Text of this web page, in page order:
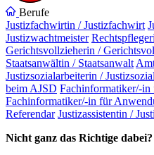
Berufe
Justizfachwirtin / Justizfachwirt
Justizwachtmeister
Gerichtsvollzieherin /
Staatsanwältin / Staatsanwalt
Justizsozialarbeiterin /
beim AJSD Fachinformatiker/-in
Fachinformatiker/-in für
Referendar Justizassistentin /
Nicht ganz das Richtige dabei?